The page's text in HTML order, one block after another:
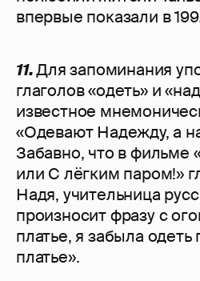
впервые показали в
11.Для запоминания
глаголов «одеть» и
известное
«Одевают Надежду, а
Забавно, что в фильме
или С лёгким паром!»
Надя, учительница
произносит фразу с
платье, я забыла одеть
платье».